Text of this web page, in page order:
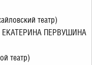
театр)
ЕКАТЕРИНА ПЕРВУШИНА
театр)